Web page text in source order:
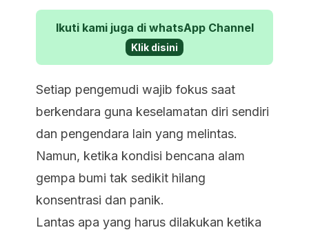
Ikuti kami juga di whatsApp Channel
Klik disini
Setiap pengemudi wajib fokus saat
berkendara guna keselamatan diri sendiri
dan pengendara lain yang melintas.
Namun, ketika kondisi bencana alam
gempa bumi tak sedikit hilang
konsentrasi dan panik.
Lantas apa yang harus dilakukan ketika